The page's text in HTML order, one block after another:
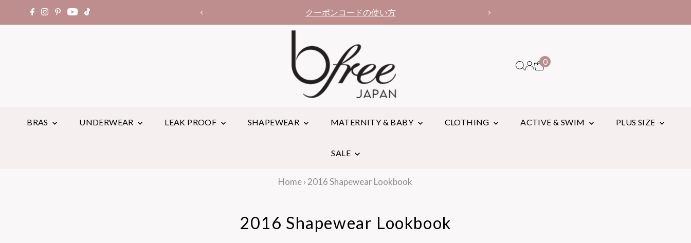
界中でレビュー14,000件以上 クーポンコードの使い方
0
BRAS UNDERWEAR LEAK PROOF SHAPEWEAR MATERNITY & BABY CLOTHING ACTIVE & SWIM PLUS SIZE
SALE
Home› 2016 Shapewear Lookbook
2016 Shapewear Lookbook